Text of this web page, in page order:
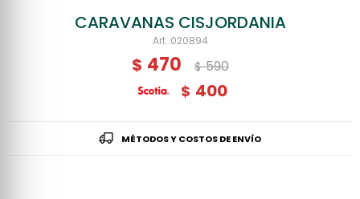
CARAVANAS CISJORDANIA
020894
$ 470 $ 590
$ 400
MÉTODOS Y COSTOS DE ENVÍO